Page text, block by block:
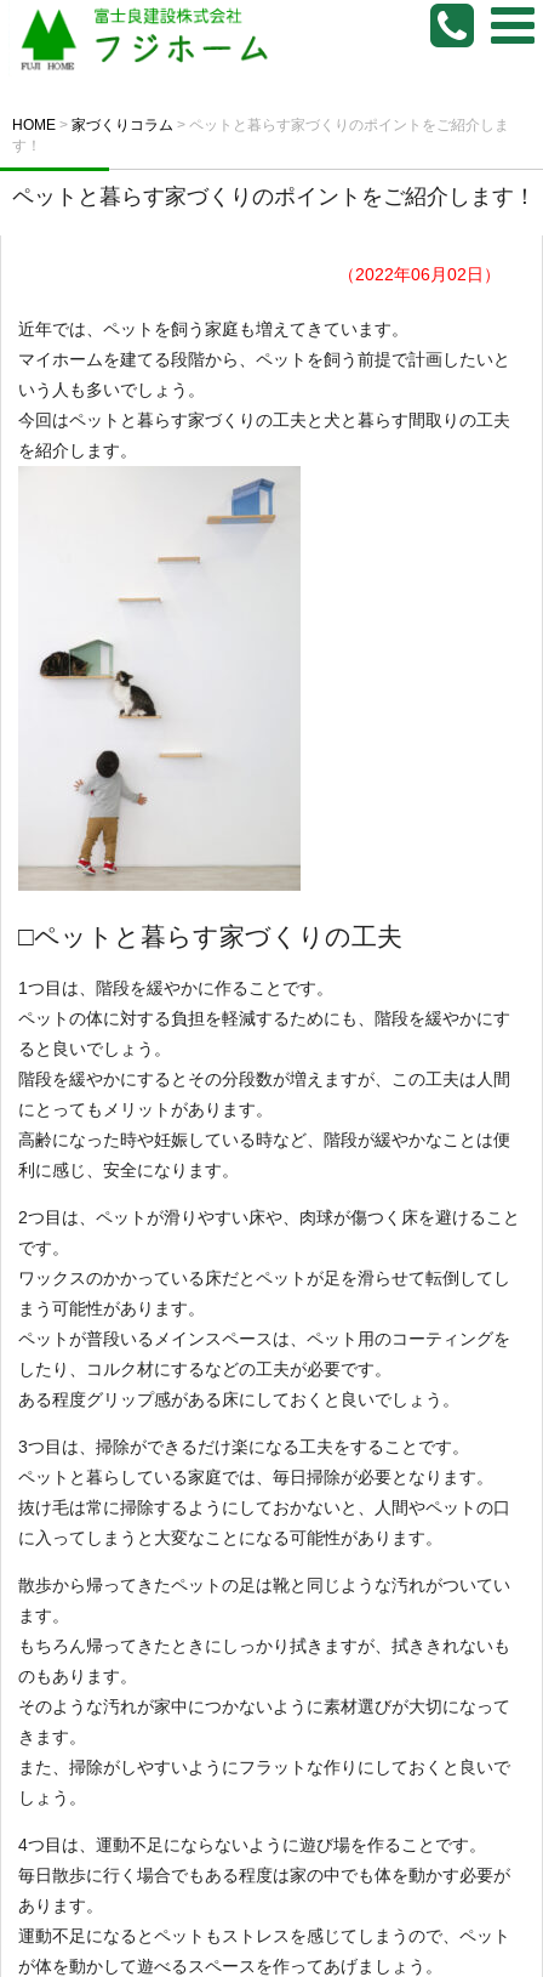
HOME > 家づくりコラム > ペットと暮らす家づくりのポイントをご紹介しま
す！
ペットと暮らす家づくりのポイントをご紹介します！
（2022年06月02日）
近年では、ペットを飼う家庭も増えてきています。
マイホームを建てる段階から、ペットを飼う前提で計画したいと
いう人も多いでしょう。
今回はペットと暮らす家づくりの工夫と犬と暮らす間取りの工夫
を紹介します。
□ペットと暮らす家づくりの工夫
1つ目は、階段を緩やかに作ることです。
ペットの体に対する負担を軽減するためにも、階段を緩やかにす
ると良いでしょう。
階段を緩やかにするとその分段数が増えますが、この工夫は人間
にとってもメリットがあります。
高齢になった時や妊娠している時など、階段が緩やかなことは便
利に感じ、安全になります。
2つ目は、ペットが滑りやすい床や、肉球が傷つく床を避けること
です。
ワックスのかかっている床だとペットが足を滑らせて転倒してし
まう可能性があります。
ペットが普段いるメインスペースは、ペット用のコーティングを
したり、コルク材にするなどの工夫が必要です。
ある程度グリップ感がある床にしておくと良いでしょう。
3つ目は、掃除ができるだけ楽になる工夫をすることです。
ペットと暮らしている家庭では、毎日掃除が必要となります。
抜け毛は常に掃除するようにしておかないと、人間やペットの口
に入ってしまうと大変なことになる可能性があります。
散歩から帰ってきたペットの足は靴と同じような汚れがついてい
ます。
もちろん帰ってきたときにしっかり拭きますが、拭ききれないも
のもあります。
そのような汚れが家中につかないように素材選びが大切になって
きます。
また、掃除がしやすいようにフラットな作りにしておくと良いで
しょう。
4つ目は、運動不足にならないように遊び場を作ることです。
毎日散歩に行く場合でもある程度は家の中でも体を動かす必要が
あります。
運動不足になるとペットもストレスを感じてしまうので、ペット
が体を動かして遊べるスペースを作ってあげましょう。